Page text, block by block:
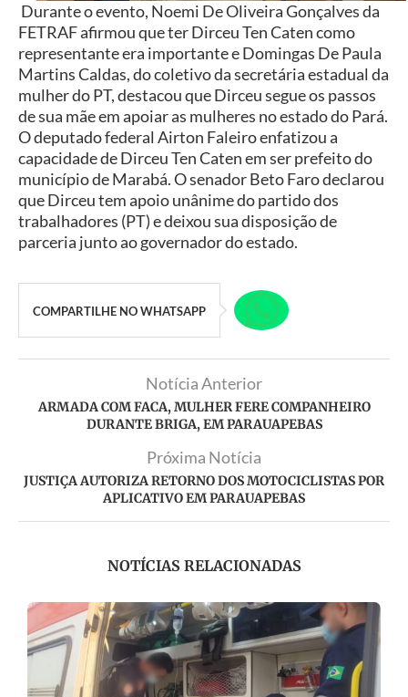
Durante o evento, Noemi De Oliveira Gonçalves da
FETRAF afirmou que ter Dirceu Ten Caten como
representante era importante e Domingas De Paula
Martins Caldas, do coletivo da secretária estadual da
mulher do PT, destacou que Dirceu segue os passos
de sua mãe em apoiar as mulheres no estado do Pará.
O deputado federal Airton Faleiro enfatizou a
capacidade de Dirceu Ten Caten em ser prefeito do
município de Marabá. O senador Beto Faro declarou
que Dirceu tem apoio unânime do partido dos
trabalhadores (PT) e deixou sua disposição de
parceria junto ao governador do estado.
COMPARTILHE NO WHATSAPP
Notícia Anterior
ARMADA COM FACA, MULHER FERE COMPANHEIRO
DURANTE BRIGA, EM PARAUAPEBAS
Próxima Notícia
JUSTIÇA AUTORIZA RETORNO DOS MOTOCICLISTAS POR
APLICATIVO EM PARAUAPEBAS
NOTÍCIAS RELACIONADAS